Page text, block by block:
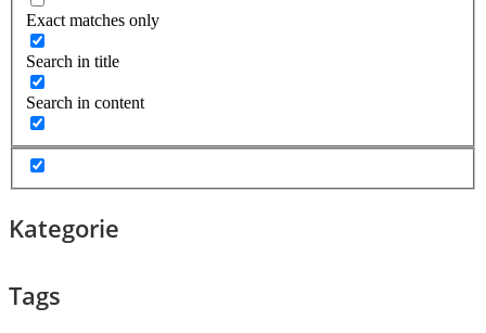
Exact matches only
Search in title
Search in content
Kategorie
Tags